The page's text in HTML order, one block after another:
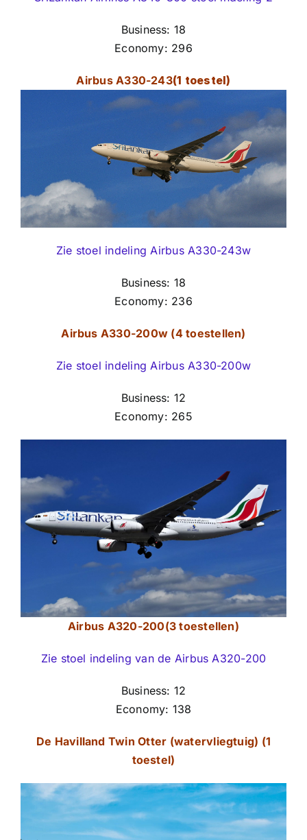
Business: 18
Economy: 296
Airbus A330-243(1 toestel)
Zie stoel indeling Airbus A330-243w
Business: 18
Economy: 236
Airbus A330-200w (4 toestellen)
Zie stoel indeling Airbus A330-200w
Business: 12
Economy: 265
Airbus A320-200(3 toestellen)
Zie stoel indeling van de Airbus A320-200
Business: 12
Economy: 138
De Havilland Twin Otter (watervliegtuig) (1
toestel)